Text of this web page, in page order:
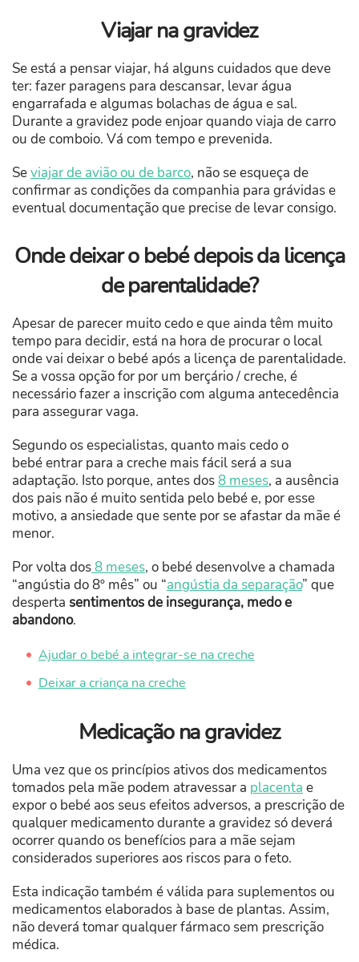
Viajar na gravidez
Se está a pensar viajar, há alguns cuidados que deve
ter: fazer paragens para descansar, levar água
engarrafada e algumas bolachas de água e sal.
Durante a gravidez pode enjoar quando viaja de carro
ou de comboio. Vá com tempo e prevenida.
Seviajar de avião ou de barco, não se esqueça de
confirmar as condições da companhia para grávidas e
eventual documentação que precise de levar consigo.
Onde deixar o bebé depois da licença
de parentalidade?
Apesar de parecer muito cedo e que ainda têm muito
tempo para decidir, está na hora de procurar o local
onde vai deixar o bebé após a licença de parentalidade.
Se a vossa opção for por um berçário / creche, é
necessário fazer a inscrição com alguma antecedência
para assegurar vaga.
Segundo os especialistas, quanto mais cedo o
bebé entrar para a creche mais fácil será a sua
adaptação. Isto porque, antes dos8 meses, a ausência
dos pais não é muito sentida pelo bebé e, por esse
motivo, a ansiedade que sente por se afastar da mãe é
menor.
Por volta dos8 meses, o bebé desenvolve a chamada
“angústia do 8º mês” ou “angústia da separação” que
desperta sentimentos de insegurança, medo e
abandono.
Ajudar o bebé a integrar-se na creche
Deixar a criança na creche
Medicação na gravidez
Uma vez que os princípios ativos dos medicamentos
tomados pela mãe podem atravessar a placenta e
expor o bebé aos seus efeitos adversos, a prescrição de
qualquer medicamento durante a gravidez só deverá
ocorrer quando os benefícios para a mãe sejam
considerados superiores aos riscos para o feto.
Esta indicação também é válida para suplementos ou
medicamentos elaborados à base de plantas. Assim,
não deverá tomar qualquer fármaco sem prescrição
médica.